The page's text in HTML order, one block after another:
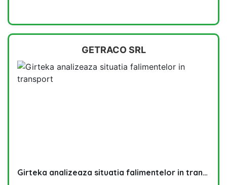
GETRACO SRL
Girteka analizeaza situatia falimentelor in transport